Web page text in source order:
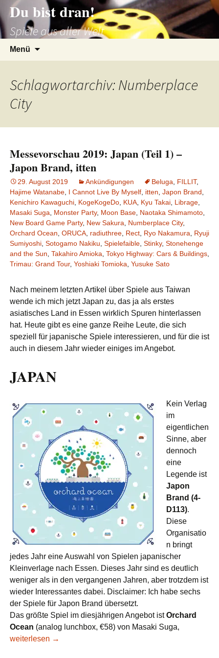
Zum
Inhalt
springen
Du bist dran!
Spiele aus aller Welt
Menü
Schlagwortarchiv: Numberplace
City
Messevorschau 2019: Japan (Teil 1) –
Japon Brand, itten
29. August 2019 Ankündigungen Beluga FILLIT,
Hajime Watanabe I Cannot Live By Myself itten Japon Brand
Kenichiro Kawaguchi KogeKogeDo KUA Kyu Takai Librage
Masaki Suga
Monster Party, Moon Base Naotaka Shimamoto
New Board Game Party, New Sakura Numberplace City,
Orchard Ocean ORUCA radiuthree Rect Ryo Nakamura
Ryuji
Sumiyoshi Sotogamo Nakiku Spielefaible Stinky, Stonehenge
and the Sun Takahiro Amioka Tokyo Highway: Cars & Buildings
Trimau: Grand Tour, Yoshiaki Tomioka Yusuke Sato
Nach meinem letzten Artikel über Spiele aus Taiwan
wende ich mich jetzt Japan zu, das ja als erstes
asiatisches Land in Essen wirklich Spuren hinterlassen
hat. Heute gibt es eine ganze Reihe Leute, die sich
speziell für japanische Spiele interessieren, und für die ist
auch in diesem Jahr wieder einiges im Angebot.
JAPAN
Kein Verlag
im
eigentlichen
Sinne, aber
dennoch
eine
Legende ist
Japon
Brand (4-
D113).
Diese
Organisatio
n bringt
jedes Jahr eine Auswahl von Spielen japanischer
Kleinverlage nach Essen. Dieses Jahr sind es deutlich
weniger als in den vergangenen Jahren, aber trotzdem ist
wieder Interessantes dabei. Disclaimer: Ich habe sechs
der Spiele für Japon Brand übersetzt.
Das größte Spiel im diesjährigen Angebot istOrchard
Ocean (analog lunchbox, €58) von Masaki Suga,
Messevorschau 2019: Japan (Teil 1) – Japon Brand, itten
weiterlesen →